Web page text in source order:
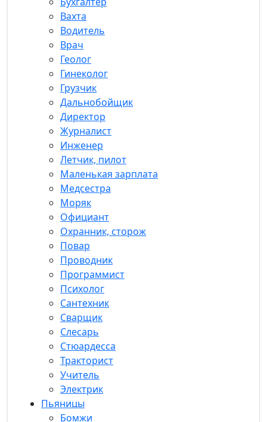
Вахта
Водитель
Врач
Геолог
Гинеколог
Грузчик
Дальнобойщик
Директор
Журналист
Инженер
Летчик, пилот
Маленькая зарплата
Медсестра
Моряк
Официант
Охранник, сторож
Повар
Проводник
Программист
Психолог
Сантехник
Сварщик
Слесарь
Стюардесса
Тракторист
Учитель
Электрик
Пьяницы
Бомжи